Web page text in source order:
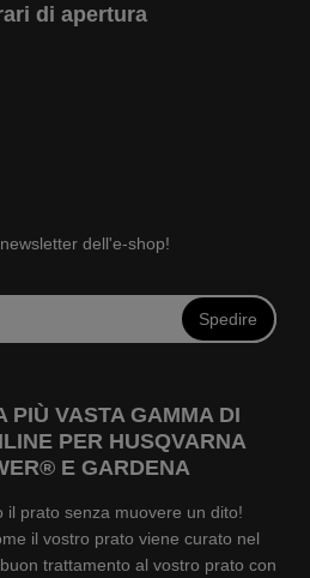
di apertura
dell'e-shop!
Spedire
PIÙ VASTA GAMMA DI
PER HUSQVARNA
E GARDENA
il prato senza muovere un dito!
il vostro prato viene curato nel
trattamento al vostro prato con